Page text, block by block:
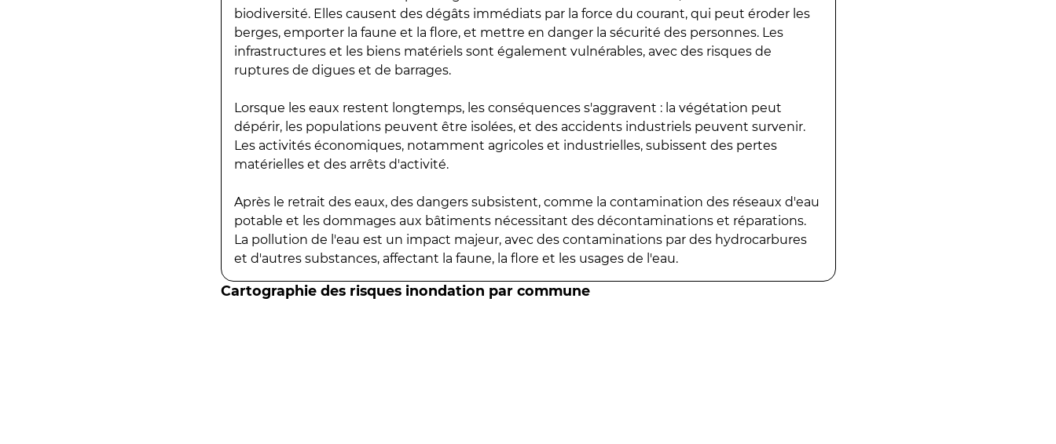
biodiversité. Elles causent des dégâts immédiats par la force du courant, qui peut éroder les
berges, emporter la faune et la flore, et mettre en danger la sécurité des personnes. Les
infrastructures et les biens matériels sont également vulnérables, avec des risques de
ruptures de digues et de barrages.
Lorsque les eaux restent longtemps, les conséquences s'aggravent : la végétation peut
dépérir, les populations peuvent être isolées, et des accidents industriels peuvent survenir.
Les activités économiques, notamment agricoles et industrielles, subissent des pertes
matérielles et des arrêts d'activité.
Après le retrait des eaux, des dangers subsistent, comme la contamination des réseaux d'eau
potable et les dommages aux bâtiments nécessitant des décontaminations et réparations.
La pollution de l'eau est un impact majeur, avec des contaminations par des hydrocarbures
et d'autres substances, affectant la faune, la flore et les usages de l'eau.
Cartographie des risques inondation par commune